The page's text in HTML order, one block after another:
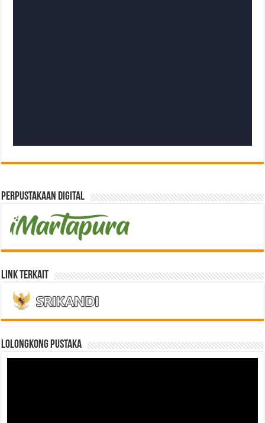
Perpustakaan Digital
Link Terkait
LOLONGKONG PUSTAKA